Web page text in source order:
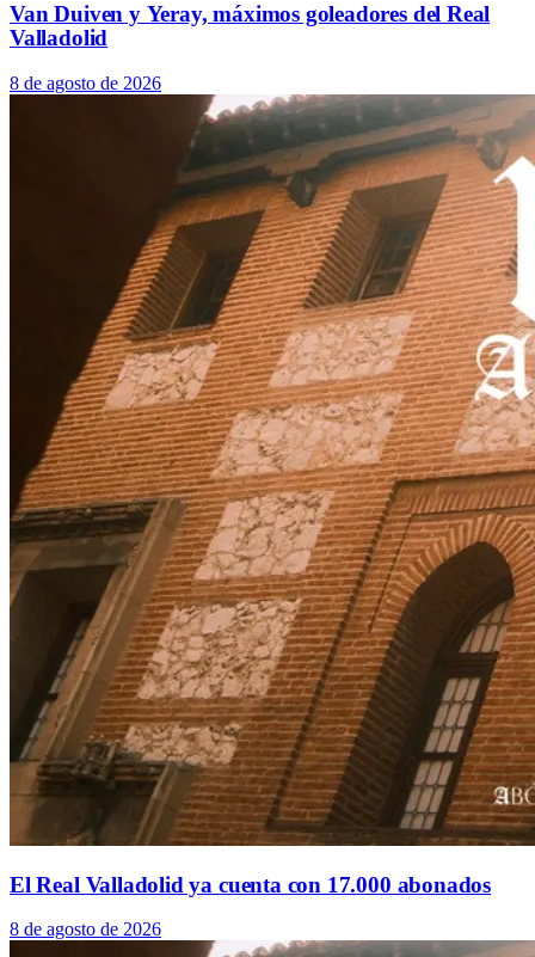
Van Duiven y Yeray, máximos goleadores del Real
Valladolid
8 de agosto de 2026
El Real Valladolid ya cuenta con 17.000 abonados
8 de agosto de 2026